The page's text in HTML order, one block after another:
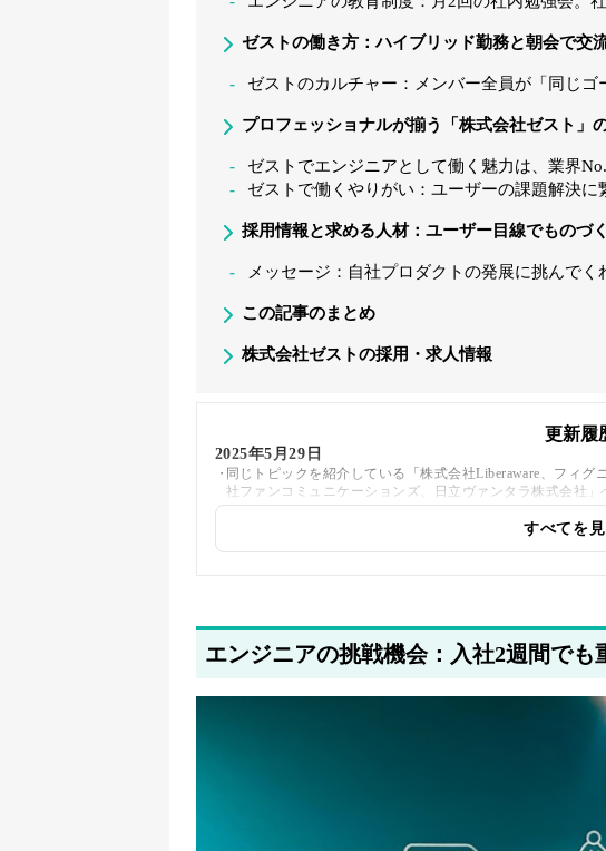
ゼストの働き方：ハイブリッド勤務と朝会で交
ゼストのカルチャー：メンバー全員が「同じゴ
プロフェッショナルが揃う「株式会社ゼスト」
ゼストでエンジニアとして働く魅力は、業界
ゼストで働くやりがい：ユーザーの課題解決に
採用情報と求める人材：ユーザー目線でものづ
メッセージ：自社プロダクトの発展に挑んでく
この記事のまとめ
株式会社ゼストの採用・求人情報
更新履
2025年5月29日
同じトピックを紹介している「株式会社Liberaware、フィ
社ファンコミュニケーションズ、日立ヴァンタラ株式会社
2025年5月20日
2025年5月19日
採用・求人情報を追加しました
すべてを
エンジニアの挑戦機会：入社2週間でも